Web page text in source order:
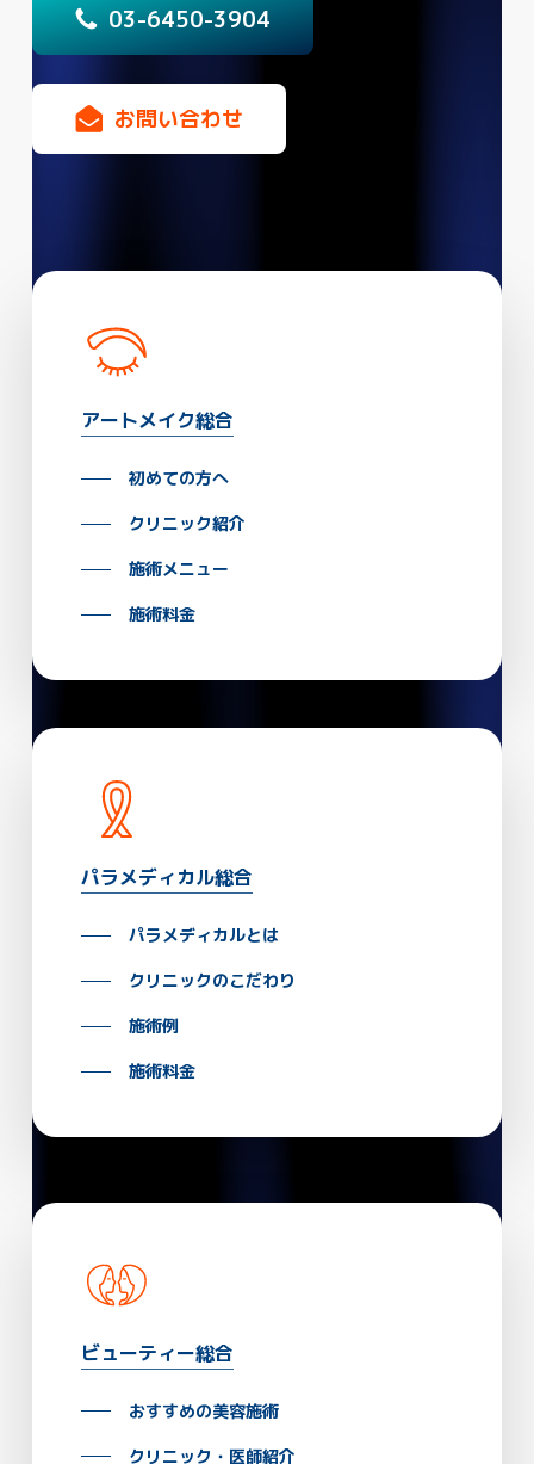
03-6450-3904
お問い合わせ
アートメイク総合
初めての方へ
クリニック紹介
施術メニュー
施術料金
パラメディカル総合
パラメディカルとは
クリニックのこだわり
施術例
施術料金
ビューティー総合
おすすめの美容施術
クリニック・医師紹介